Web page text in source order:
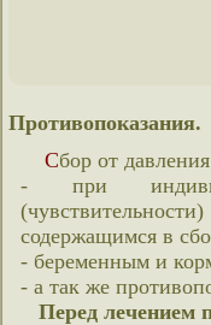
Противопоказания.
Сбор от
- при
содержащимся в
- беременным и
- а так же
Перед лечением